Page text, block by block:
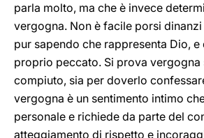
parla molto, ma che è invece
vergogna. Non è facile porsi
pur sapendo che rappresenta Dio, e
proprio peccato. Si prova vergogna
compiuto, sia per doverlo
vergogna è un sentimento intimo
personale e richiede da parte del
atteggiamento di rispetto e